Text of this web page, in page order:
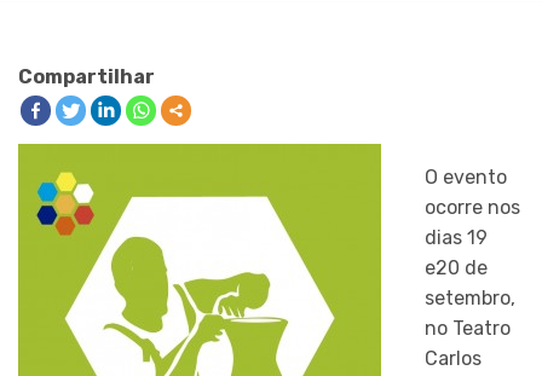
Compartilhar
O evento
ocorre nos
dias 19
e20 de
setembro,
no Teatro
Carlos